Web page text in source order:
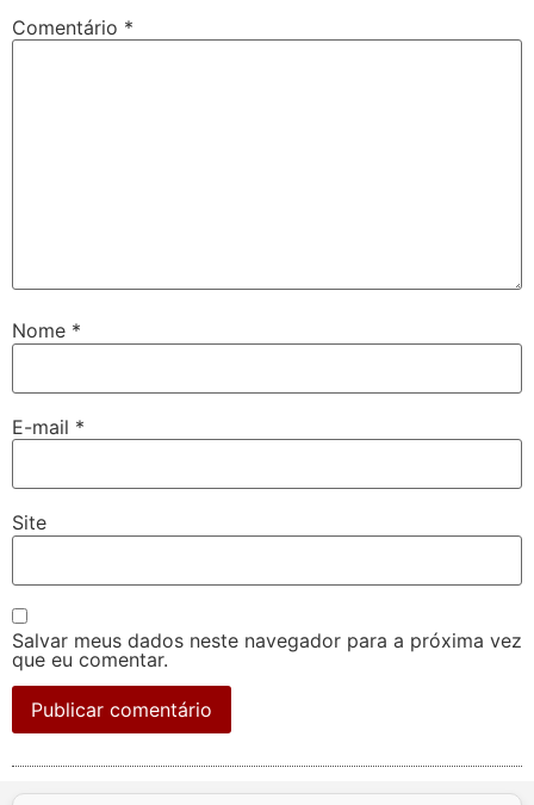
Comentário *
Nome *
E-mail *
Site
Salvar meus dados neste navegador para a próxima vez
que eu comentar.